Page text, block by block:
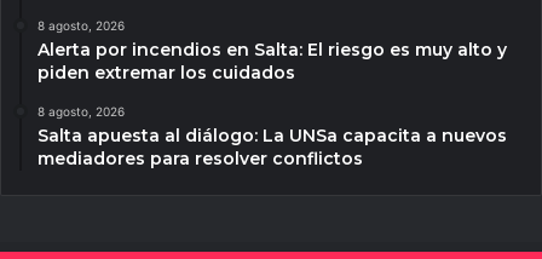
8 agosto, 2026
Alerta por incendios en Salta: El riesgo es muy alto y
piden extremar los cuidados
8 agosto, 2026
Salta apuesta al diálogo: La UNSa capacita a nuevos
mediadores para resolver conflictos